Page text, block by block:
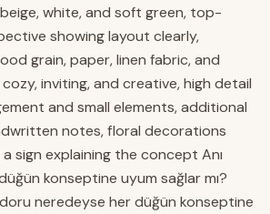
white, and soft green, top-
showing layout clearly,
grain, paper, linen fabric, and
inviting, and creative, high detail
and small elements, additional
notes, floral decorations
sign explaining the concept Anı
düğün konseptine uyum sağlar mı?
neredeyse her düğün konseptine